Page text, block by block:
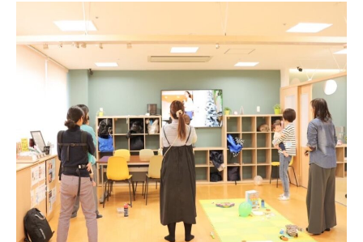
子どもの福祉（発達障がい・知的障が
い）
家事・生活術
病院・医療
美容・ファッション
習い事
船橋で活躍するママ
赤ちゃん・育児
食育